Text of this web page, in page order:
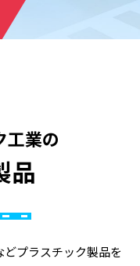
工業の
品
プラスチック製品を